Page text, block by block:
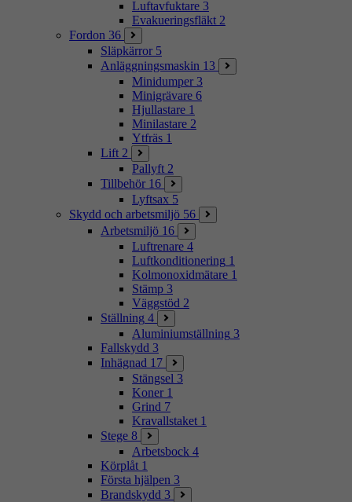
Luftavfuktare 3
Evakueringsfläkt 2
Fordon 36
Släpkärror 5
Anläggningsmaskin 13
Minidumper 3
Minigrävare 6
Hjullastare 1
Minilastare 2
Ytfräs 1
Lift 2
Pallyft 2
Tillbehör 16
Lyftsax 5
Skydd och arbetsmiljö 56
Arbetsmiljö 16
Luftrenare 4
Luftkonditionering 1
Kolmonoxidmätare 1
Stämp 3
Väggstöd 2
Ställning 4
Aluminiumställning 3
Fallskydd 3
Inhägnad 17
Stängsel 3
Koner 1
Grind 7
Kravallstaket 1
Stege 8
Arbetsbock 4
Körplåt 1
Första hjälpen 3
Brandskydd 3